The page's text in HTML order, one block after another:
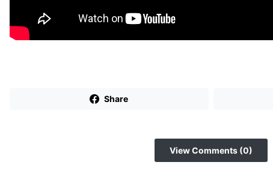
Share
View Comments (0)